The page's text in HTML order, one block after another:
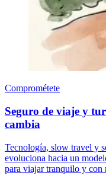
Comprométete
Seguro de viaje y
cambia
Tecnología, slow travel y
evoluciona hacia un
para viajar tranquilo y con